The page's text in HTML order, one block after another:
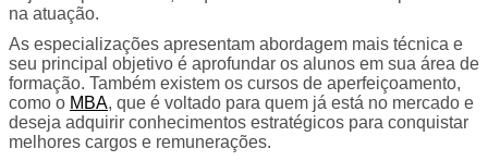
na atuação.
As especializações apresentam abordagem mais técnica e
seu principal objetivo é aprofundar os alunos em sua área de
formação. Também existem os cursos de aperfeiçoamento,
como o MBA, que é voltado para quem já está no mercado e
deseja adquirir conhecimentos estratégicos para conquistar
melhores cargos e remunerações.